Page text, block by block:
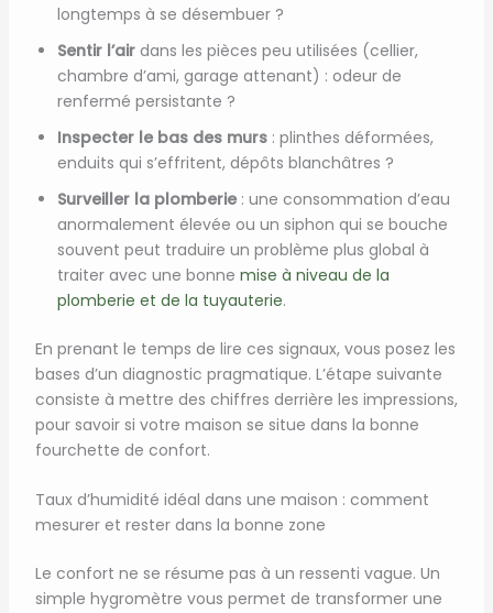
longtemps à se désembuer ?
Sentir l’airdans les pièces peu utilisées (cellier,
chambre d’ami, garage attenant) : odeur de
renfermé persistante ?
Inspecter le bas des murs: plinthes déformées,
enduits qui s’effritent, dépôts blanchâtres ?
Surveiller la plomberie: une consommation d’eau
anormalement élevée ou un siphon qui se bouche
souvent peut traduire un problème plus global à
traiter avec une bonne mise à niveau de la
plomberie et de la tuyauterie.
En prenant le temps de lire ces signaux, vous posez les
bases d’un diagnostic pragmatique. L’étape suivante
consiste à mettre des chiffres derrière les impressions,
pour savoir si votre maison se situe dans la bonne
fourchette de confort.
Taux d’humidité idéal dans une maison : comment
mesurer et rester dans la bonne zone
Le confort ne se résume pas à un ressenti vague. Un
simple hygromètre vous permet de transformer une